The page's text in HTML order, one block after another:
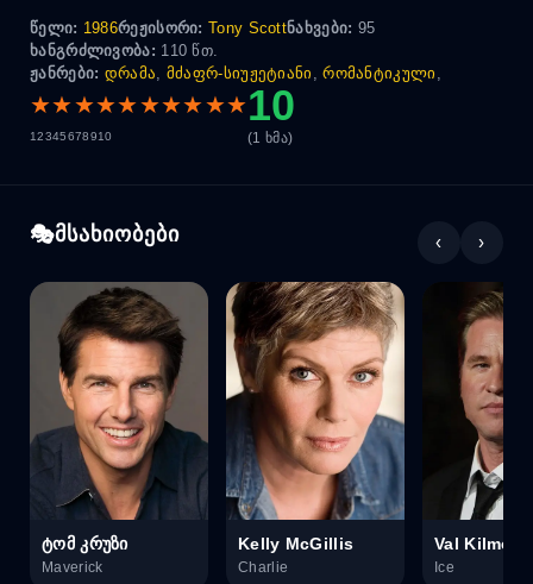
წელი: 1986რეჟისორი: Tony Scottნახვები: 95
ხანგრძლივობა: 110 წთ.
ჟანრები: დრამა მძაფრ-სიუჟეტიანი ,რომანტიკული
★★★★★★★★★★
12345678910
10
(1 ხმა)
მსახიობები ‹ ›
ტომ კრუზი
Maverick
Kelly McGillis
Charlie
Val Kilmer
Ice